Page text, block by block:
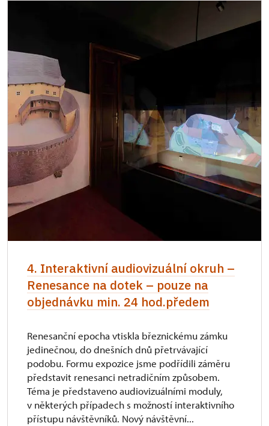
4. Interaktivní audiovizuální okruh –
Renesance na dotek – pouze na
objednávku min. 24 hod.předem
Renesanční epocha vtiskla březnickému zámku
jedinečnou, do dnešních dnů přetrvávající
podobu. Formu expozice jsme podřídili záměru
představit renesanci netradičním způsobem.
Téma je představeno audiovizuálními moduly,
v některých případech s možností interaktivního
přístupu návštěvníků. Nový návštěvní...